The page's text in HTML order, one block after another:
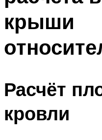
крыши
Расчёт
кровли